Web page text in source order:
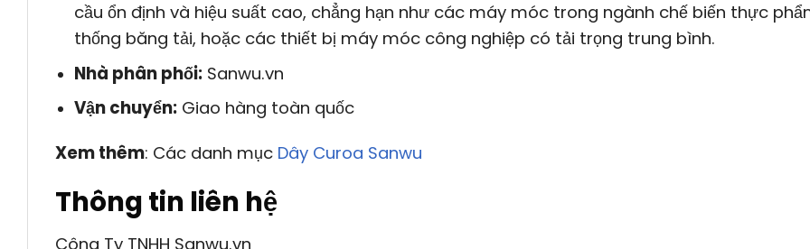
cầu ổn định và hiệu suất cao, chẳng hạn như các máy móc trong ngành chế biến thực
thống băng tải, hoặc các thiết bị máy móc công nghiệp có tải trọng trung bình.
Nhà phân phối:Sanwu.vn
Vận chuyển:Giao hàng toàn quốc
Xem thêm: Các danh mục Dây Curoa Sanwu
Thông tin liên hệ
Công Ty TNHH Sanwu.vn